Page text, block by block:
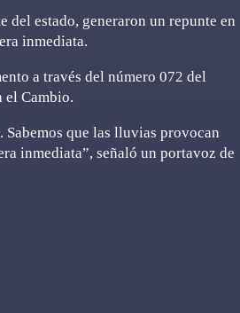
del estado, generaron un repunte en
inmediata.
a través del número 072 del
el Cambio.
que las lluvias provocan
inmediata”, señaló un portavoz de